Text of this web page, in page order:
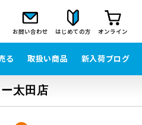
お問い合わせ はじめての方 オンライン
る 取扱い商品 新入荷ブログ
太田店